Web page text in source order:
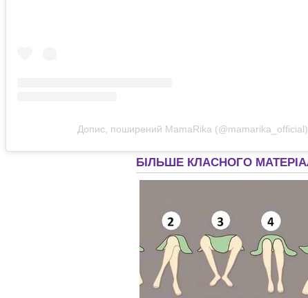
Допис, поширений MamaRika (@mamarika_official)